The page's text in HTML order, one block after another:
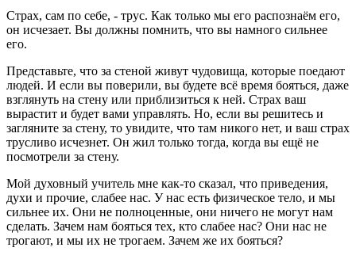
Страх, сам по себе, - трус. Как только мы его распознаём его,
он исчезает. Вы должны помнить, что вы намного сильнее
его.
Представьте, что за стеной живут чудовища, которые поедают
людей. И если вы поверили, вы будете всё время бояться, даже
взглянуть на стену или приблизиться к ней. Страх ваш
вырастит и будет вами управлять. Но, если вы решитесь и
загляните за стену, то увидите, что там никого нет, и ваш страх
трусливо исчезнет. Он жил только тогда, когда вы ещё не
посмотрели за стену.
Мой духовный учитель мне как-то сказал, что приведения,
духи и прочие, слабее нас. У нас есть физическое тело, и мы
сильнее их. Они не полноценные, они ничего не могут нам
сделать. Зачем нам бояться тех, кто слабее нас? Они нас не
трогают, и мы их не трогаем. Зачем же их бояться?